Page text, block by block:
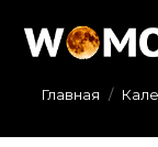
Главная